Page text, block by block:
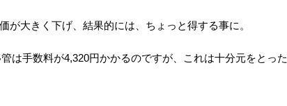
が大きく下げ、結果的には、ちょっと得する事に。
は手数料が4,320円かかるのですが、これは十分元をとった